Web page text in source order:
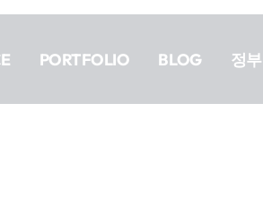
PORTFOLIO BLOG 정